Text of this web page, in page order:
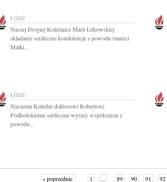
ŁÓDŹ
Naszej Drogiej Koleżance Marii Łukowskiej
składamy serdeczne kondolencje z powodu śmierci
Matki...
ŁÓDŹ
Naszemu Koledze doktorowi Robertowi
Podkońskiemu serdeczne wyrazy współczucia z
powodu...
« poprzednie 1 ... 89 90 91 92